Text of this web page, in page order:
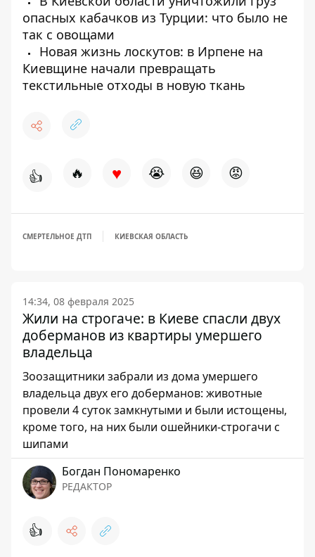
опасных кабачков из Турции: что было не
так с овощами
Новая жизнь лоскутов: в Ирпене на
Киевщине начали превращать
текстильные отходы в новую ткань
👍 🔥 ♥ 😭 😆 😡
СМЕРТЕЛЬНОЕ ДТП КИЕВСКАЯ ОБЛАСТЬ
14:34, 08 февраля 2025
Жили на строгаче: в Киеве спасли двух
доберманов из квартиры умершего
владельца
Зоозащитники забрали из дома умершего
владельца двух его доберманов: животные
провели 4 суток замкнутыми и были истощены,
кроме того, на них были ошейники-строгачи с
шипами
Богдан Пономаренко
РЕДАКТОР
👍